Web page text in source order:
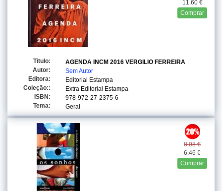
11.60 €
Comprar
Titulo:
AGENDA INCM 2016 VERGILIO FERREIRA
Autor:
Sem Autor
Editora:
Editorial Estampa
Coleção::
Extra Editorial Estampa
ISBN:
978-972-27-2375-6
Tema:
Geral
8.08 €
6.46 €
Comprar